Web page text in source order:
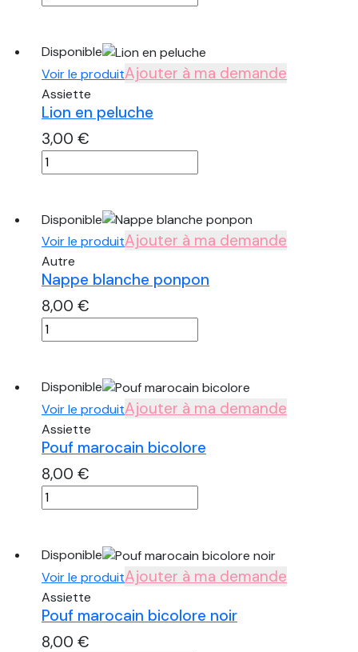
de
type
24
Disponible
Voir le produitAjouter à ma demande
Assiette
Lion en peluche
3,00 €
quantité
de
en
peluche
Disponible
Voir le produitAjouter à ma demande
Autre
Nappe blanche ponpon
8,00 €
quantité
de
blanche
ponpon
Disponible
Voir le produitAjouter à ma demande
Assiette
Pouf marocain bicolore
8,00 €
quantité
de
marocain
bicolore
Disponible
Voir le produitAjouter à ma demande
Assiette
Pouf marocain bicolore noir
8,00 €